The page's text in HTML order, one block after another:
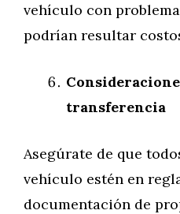
vehículo con
podrían resultar
transferencia
Asegúrate de que
vehículo estén en
documentación de